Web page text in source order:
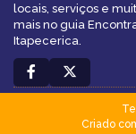
locais, serviços e
mais no guia
Itapecerica.
Criado